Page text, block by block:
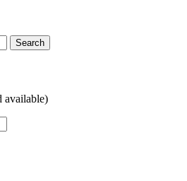
available)